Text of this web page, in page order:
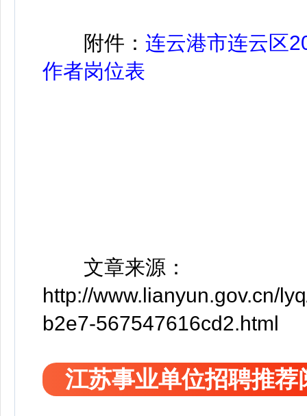
附件： 连云港市连云区
作者岗位表
文章来源：
http://www.lianyun.gov.cn/
b2e7-567547616cd2.html
江苏事业单位招聘推荐